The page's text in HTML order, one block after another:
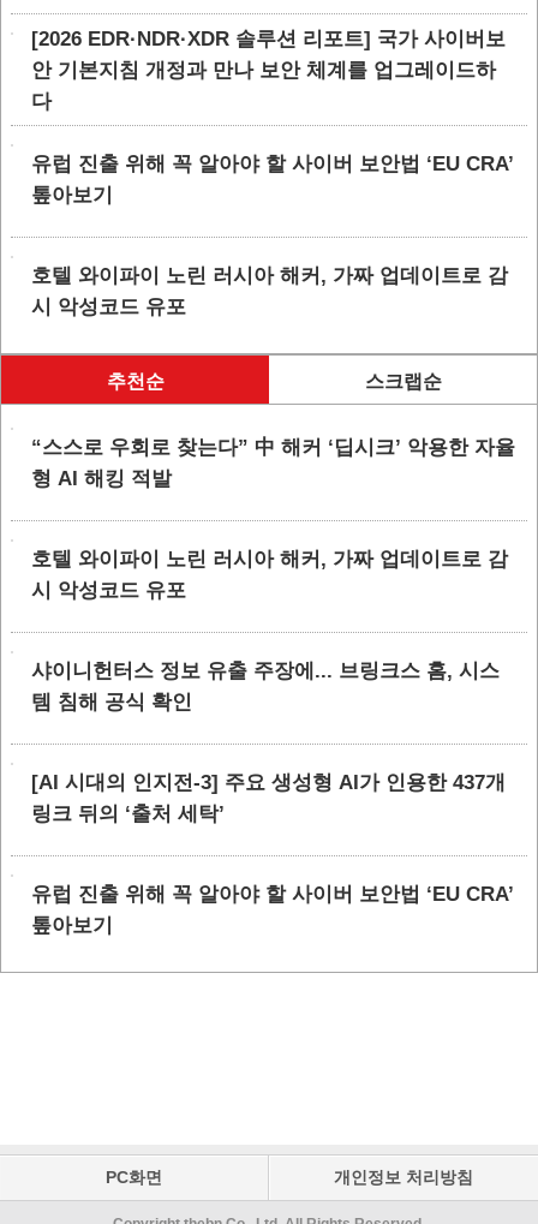
[2026 EDR·NDR·XDR 솔루션 리포트] 국가 사이버보
안 기본지침 개정과 만나 보안 체계를 업그레이드하
다
유럽 진출 위해 꼭 알아야 할 사이버 보안법 ‘EU CRA’
톺아보기
호텔 와이파이 노린 러시아 해커, 가짜 업데이트로 감
시 악성코드 유포
추천순 스크랩순
“스스로 우회로 찾는다” 中 해커 ‘딥시크’ 악용한 자율
형 AI 해킹 적발
호텔 와이파이 노린 러시아 해커, 가짜 업데이트로 감
시 악성코드 유포
샤이니헌터스 정보 유출 주장에... 브링크스 홈, 시스
템 침해 공식 확인
[AI 시대의 인지전-3] 주요 생성형 AI가 인용한 437개
링크 뒤의 ‘출처 세탁’
유럽 진출 위해 꼭 알아야 할 사이버 보안법 ‘EU CRA’
톺아보기
PC화면 개인정보 처리방침